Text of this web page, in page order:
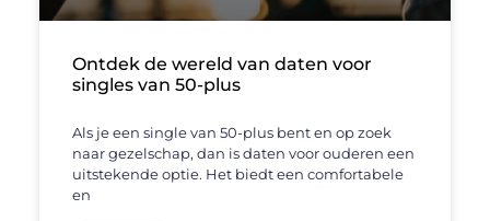
Ontdek de wereld van daten voor
singles van 50-plus
Als je een single van 50-plus bent en op zoek
naar gezelschap, dan is daten voor ouderen een
uitstekende optie. Het biedt een comfortabele
en